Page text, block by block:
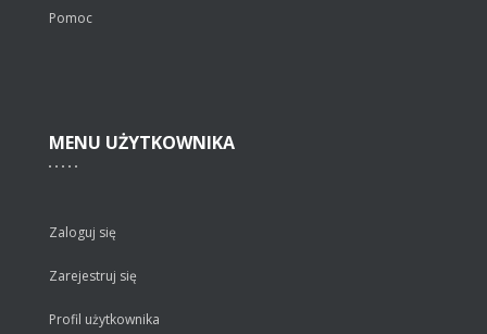
Pomoc
MENU UŻYTKOWNIKA
Zaloguj się
Zarejestruj się
Profil użytkownika